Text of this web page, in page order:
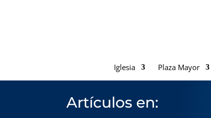
Iglesia Plaza Mayor
Artículos en: